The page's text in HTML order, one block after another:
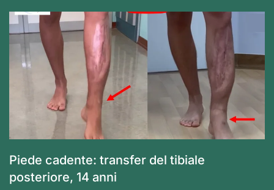
Piede cadente: transfer del tibiale
posteriore, 14 anni